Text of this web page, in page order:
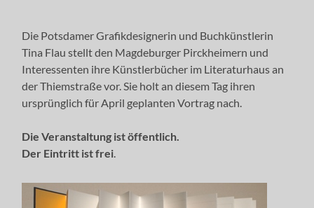
Die Potsdamer Grafikdesignerin und Buchkünstlerin
Tina Flau stellt den Magdeburger Pirckheimern und
Interessenten ihre Künstlerbücher im Literaturhaus an
der Thiemstraße vor. Sie holt an diesem Tag ihren
ursprünglich für April geplanten Vortrag nach.
Die Veranstaltung ist öffentlich.
Der Eintritt ist frei